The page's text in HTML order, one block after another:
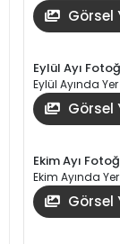
Görsel
Eylül Ayı
Eylül Ayında
Görsel
Ekim Ayı
Ekim Ayında
Görsel